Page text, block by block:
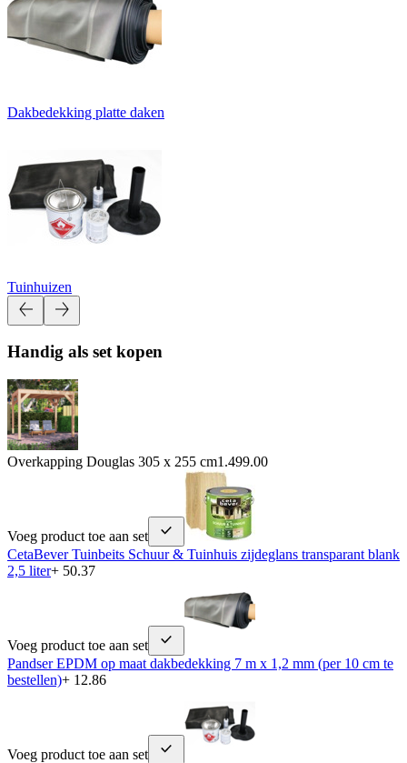
Dakbedekking platte daken
Tuinhuizen
Handig als set kopen
Overkapping Douglas 305 x 255 cm1.499.00
Voeg product toe aan set
CetaBever Tuinbeits Schuur & Tuinhuis zijdeglans transparant blank
2,5 liter+ 50.37
Voeg product toe aan set
Pandser EPDM op maat dakbedekking 7 m x 1,2 mm (per 10 cm te
bestellen)+ 12.86
Voeg product toe aan set